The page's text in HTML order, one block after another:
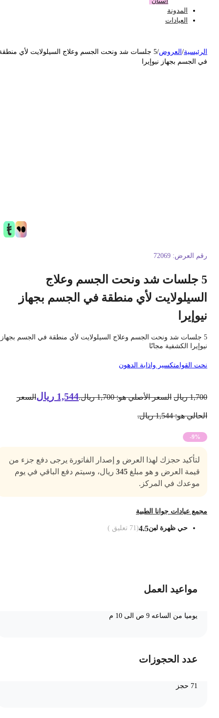
المدونة
العيادات
/العروض
5 جلسات شد ونحت الجسم وعلاج السيلولايت لأي منطقة
الجسم بجهاز نيوإيرا
العرض: 72069
5 جلسات شد ونحت الجسم وعلاج
لأي منطقة في الجسم بجهاز
5 جلسات شد ونحت الجسم وعلاج السيلولايت لأي منطقة في الجسم بجهاز
الكشفية مجانًا
القوامتكسير واذابة الدهون
ريال السعر الأصلي هو: 1,700 ريال. 1,544 ريال السعر
هو: 1,544 ريال.
-9%
لتأكيد حجزك لهذا العرض و إصدار الفاتورة يرجى دفع جزء من
قيمة العرض و هو مبلغ345 ريال، وسيتم دفع الباقي في يوم
موعدك في المركز.
عيادات جوانا الطبية
حي ظهرة لبن4.5
(
71تعليق )
مواعيد العمل
يوميا من الساعه 9 ص الى 10 م
عدد الحجوزات